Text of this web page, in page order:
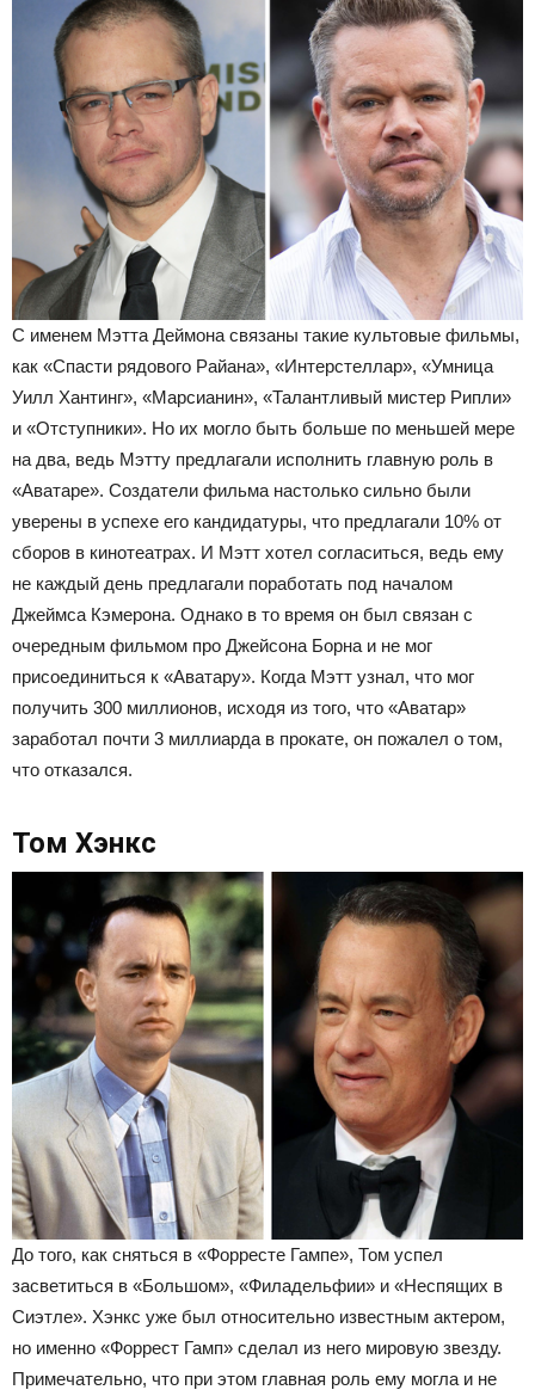
С именем Мэтта Деймона связаны такие культовые фильмы,
как «Спасти рядового Райана», «Интерстеллар», «Умница
Уилл Хантинг», «Марсианин», «Талантливый мистер Рипли»
и «Отступники». Но их могло быть больше по меньшей мере
на два, ведь Мэтту предлагали исполнить главную роль в
«Аватаре». Создатели фильма настолько сильно были
уверены в успехе его кандидатуры, что предлагали 10% от
сборов в кинотеатрах. И Мэтт хотел согласиться, ведь ему
не каждый день предлагали поработать под началом
Джеймса Кэмерона. Однако в то время он был связан с
очередным фильмом про Джейсона Борна и не мог
присоединиться к «Аватару». Когда Мэтт узнал, что мог
получить 300 миллионов, исходя из того, что «Аватар»
заработал почти 3 миллиарда в прокате, он пожалел о том,
что отказался.
Том Хэнкс
До того, как сняться в «Форресте Гампе», Том успел
засветиться в «Большом», «Филадельфии» и «Неспящих в
Сиэтле». Хэнкс уже был относительно известным актером,
но именно «Форрест Гамп» сделал из него мировую звезду.
Примечательно, что при этом главная роль ему могла и не